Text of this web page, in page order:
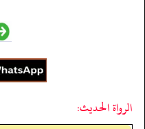
الرواة الحديث: